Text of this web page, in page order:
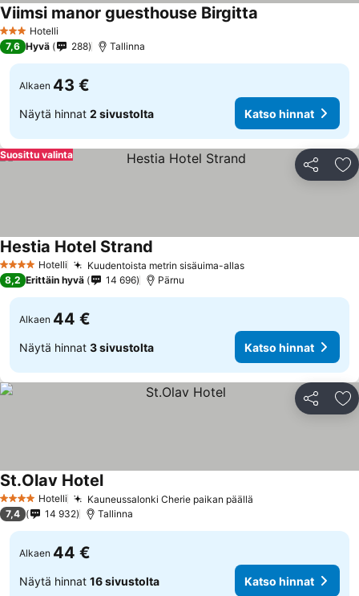
3 Tähtiluokitus
Hotelli
Viimsi manor guesthouse Birgitta
7,6 Hyvä 288 Tallinna
Alkaen 43 €
Näytä hinnat 2 sivustolta Katso hinnat
Jaa
Suosittu valinta
4 Tähtiluokitus
Hotelli Kuudentoista metrin sisäuima-allas
Hestia Hotel Strand
8,2 Erittäin hyvä 14 696 Pärnu
Alkaen 44 €
Näytä hinnat 3 sivustolta Katso hinnat
Jaa
4 Tähtiluokitus
Hotelli Kauneussalonki Cherie paikan päällä
St.Olav Hotel
7,4 14 932 Tallinna
Alkaen 44 €
Näytä hinnat 16 sivustolta Katso hinnat